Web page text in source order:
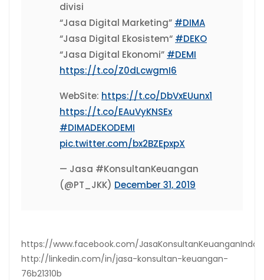
divisi
“Jasa Digital Marketing” #DIMA
“Jasa Digital Ekosistem“ #DEKO
“Jasa Digital Ekonomi” #DEMI
https://t.co/Z0dLcwgmI6
WebSite: https://t.co/DbVxEUunx1
https://t.co/EAuVyKNSEx
#DIMADEKODEMI
pic.twitter.com/bx2BZEpxpX
— Jasa #KonsultanKeuangan
(@PT_JKK) December 31, 2019
https://www.facebook.com/
http://linkedin.com/in/jasa-konsultan-keuangan-
76b21310b